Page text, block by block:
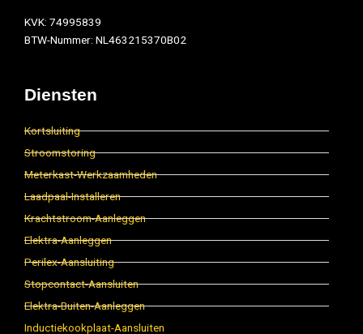
KVK: 74995839
BTW-Nummer: NL463215370B02
Diensten
Kortsluiting
Stroomstoring
Meterkast-Werkzaamheden
Laadpaal-Installeren
Krachtstroom-Aanleggen
Elektra-Aanleggen
Perilex-Aansluiting
Stopcontact-Aansluiten
Elektra-Buiten-Aanleggen
Inductiekookplaat-Aansluiten